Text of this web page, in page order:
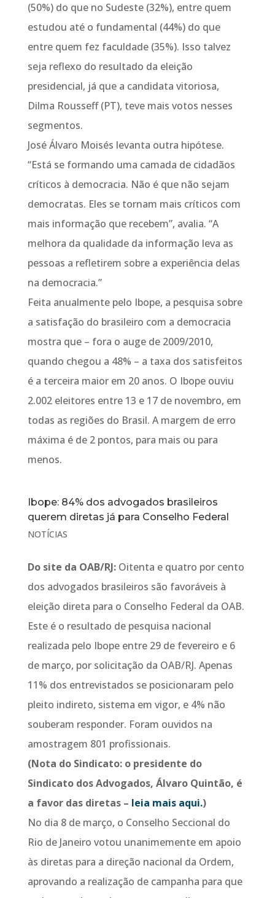
(50%) do que no Sudeste (32%), entre quem
estudou até o fundamental (44%) do que
entre quem fez faculdade (35%). Isso talvez
seja reflexo do resultado da eleição
presidencial, já que a candidata vitoriosa,
Dilma Rousseff (PT), teve mais votos nesses
segmentos.
José Álvaro Moisés levanta outra hipótese.
“Está se formando uma camada de cidadãos
críticos à democracia. Não é que não sejam
democratas. Eles se tornam mais críticos com
mais informação que recebem”, avalia. “A
melhora da qualidade da informação leva as
pessoas a refletirem sobre a experiência delas
na democracia.”
Feita anualmente pelo Ibope, a pesquisa sobre
a satisfação do brasileiro com a democracia
mostra que – fora o auge de 2009/2010,
quando chegou a 48% – a taxa dos satisfeitos
é a terceira maior em 20 anos. O Ibope ouviu
2.002 eleitores entre 13 e 17 de novembro, em
todas as regiões do Brasil. A margem de erro
máxima é de 2 pontos, para mais ou para
menos.
Ibope: 84% dos advogados brasileiros
querem diretas já para Conselho Federal
NOTÍCIAS
Do site da OAB/RJ: Oitenta e quatro por cento
dos advogados brasileiros são favoráveis à
eleição direta para o Conselho Federal da OAB.
Este é o resultado de pesquisa nacional
realizada pelo Ibope entre 29 de fevereiro e 6
de março, por solicitação da OAB/RJ. Apenas
11% dos entrevistados se posicionaram pelo
pleito indireto, sistema em vigor, e 4% não
souberam responder. Foram ouvidos na
amostragem 801 profissionais.
(Nota do Sindicato: o presidente do
Sindicato dos Advogados, Álvaro Quintão, é
a favor das diretas – leia mais aqui.)
No dia 8 de março, o Conselho Seccional do
Rio de Janeiro votou unanimemente em apoio
às diretas para a direção nacional da Ordem,
aprovando a realização de campanha para que